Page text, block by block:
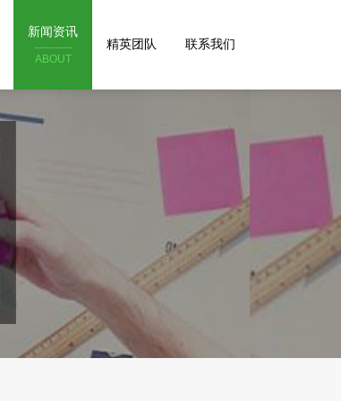
新闻资讯
ABOUT
精英团队 联系我们